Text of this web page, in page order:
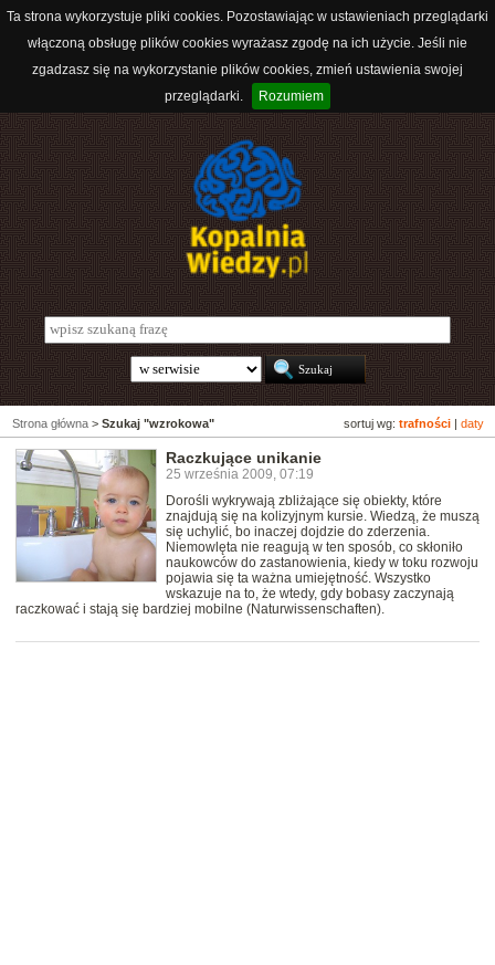
Ta strona wykorzystuje pliki cookies. Pozostawiając w ustawieniach przeglądarki
włączoną obsługę plików cookies wyrażasz zgodę na ich użycie. Jeśli nie
zgadzasz się na wykorzystanie plików cookies, zmień ustawienia swojej
przeglądarki.
Rozumiem
sortuj wg: trafności daty
Strona główna > Szukaj "wzrokowa"
Raczkujące unikanie
25 września 2009, 07:19
Dorośli wykrywają zbliżające się obiekty, które
znajdują się na kolizyjnym kursie. Wiedzą, że muszą
się uchylić, bo inaczej dojdzie do zderzenia.
Niemowlęta nie reagują w ten sposób, co skłoniło
naukowców do zastanowienia, kiedy w toku rozwoju
pojawia się ta ważna umiejętność. Wszystko
wskazuje na to, że wtedy, gdy bobasy zaczynają
raczkować i stają się bardziej mobilne (Naturwissenschaften).